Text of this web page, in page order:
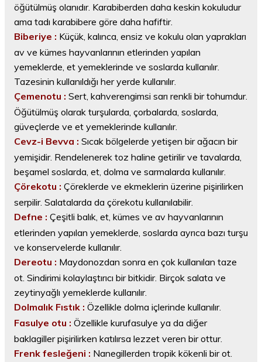
öğütülmüş olanıdır. Karabiberden daha keskin kokuludur
ama tadı karabibere göre daha hafiftir.
Biberiye : Küçük, kalınca, ensiz ve kokulu olan yaprakları
av ve kümes hayvanlarının etlerinden yapılan
yemeklerde, et yemeklerinde ve soslarda kullanılır.
Tazesinin kullanıldığı her yerde kullanılır.
Çemenotu : Sert, kahverengimsi sarı renkli bir tohumdur.
Öğütülmüş olarak turşularda, çorbalarda, soslarda,
güveçlerde ve et yemeklerinde kullanılır.
Cevz-i Bevva : Sıcak bölgelerde yetişen bir ağacın bir
yemişidir. Rendelenerek toz haline getirilir ve tavalarda,
beşamel soslarda, et, dolma ve sarmalarda kullanılır.
Çörekotu : Çöreklerde ve ekmeklerin üzerine pişirilirken
serpilir. Salatalarda da çörekotu kullanılabilir.
Defne : Çeşitli balık, et, kümes ve av hayvanlarının
etlerinden yapılan yemeklerde, soslarda ayrıca bazı turşu
ve konservelerde kullanılır.
Dereotu : Maydonozdan sonra en çok kullanılan taze
ot. Sindirimi kolaylaştırıcı bir bitkidir. Birçok salata ve
zeytinyağlı yemeklerde kullanılır.
Dolmalık Fıstık : Özellikle dolma içlerinde kullanılır.
Fasulye otu : Özellikle kurufasulye ya da diğer
baklagiller pişirilirken katılırsa lezzet veren bir ottur.
Frenk fesleğeni : Nanegillerden tropik kökenli bir ot.